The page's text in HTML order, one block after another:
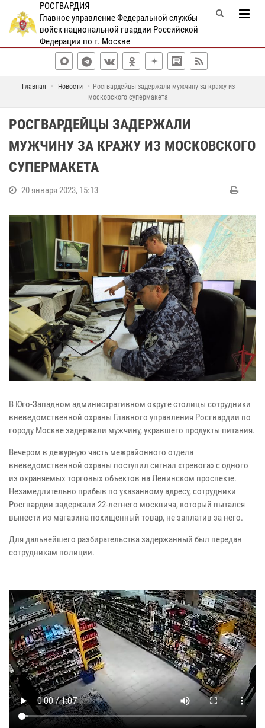
РОСГВАРДИЯ
Главное управление Федеральной службы
войск национальной гвардии Российской
Федерации по г. Москве
Главная Новости
Росгвардейцы задержали мужчину за кражу из
московского супермакета
РОСГВАРДЕЙЦЫ ЗАДЕРЖАЛИ
МУЖЧИНУ ЗА КРАЖУ ИЗ МОСКОВСКОГО
СУПЕРМАКЕТА
20 января 2023, 15:13
В Юго-Западном административном округе столицы сотрудники
вневедомственной охраны Главного управления Росгвардии по
городу Москве задержали мужчину, укравшего продукты питания.
Вечером в дежурную часть межрайонного отдела
вневедомственной охраны поступил сигнал «тревога» с одного
из охраняемых торговых объектов на Ленинском проспекте.
Незамедлительно прибыв по указанному адресу, сотрудники
Росгвардии задержали 22-летнего москвича, который пытался
вынести из магазина похищенный товар, не заплатив за него.
Для дальнейшего разбирательства задержанный был передан
сотрудникам полиции.